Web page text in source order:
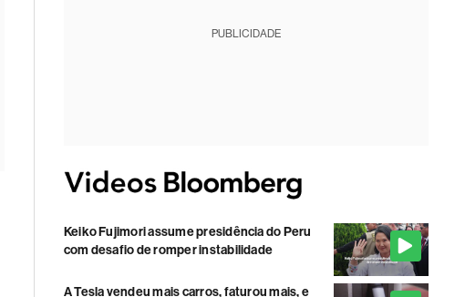
PUBLICIDADE
Keiko Fujimori assume presidência do Peru
com desafio de romper instabilidade
A Tesla vendeu mais carros, faturou mais, e